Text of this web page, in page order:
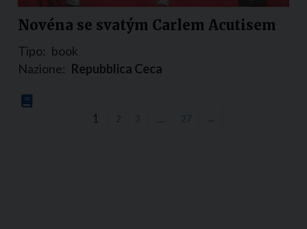
Novéna se svatým Carlem Acutisem
Tipo: book
Nazione: Repubblica Ceca
1 2 3 … 27 →